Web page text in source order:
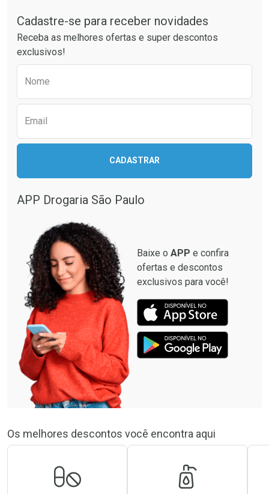
Comprar sem Desconto
Por R$ 664,02/cada
Comprar sem Desconto
Ativar Desconto
Comprar sem Desconto
Cadastre-se para receber novidades
Receba as melhores ofertas e super descontos
exclusivos!
Nome
Email
CADASTRAR
APP Drogaria São Paulo
Baixe o APP e confira
ofertas e descontos
exclusivos para você!
Os melhores descontos você encontra aqui